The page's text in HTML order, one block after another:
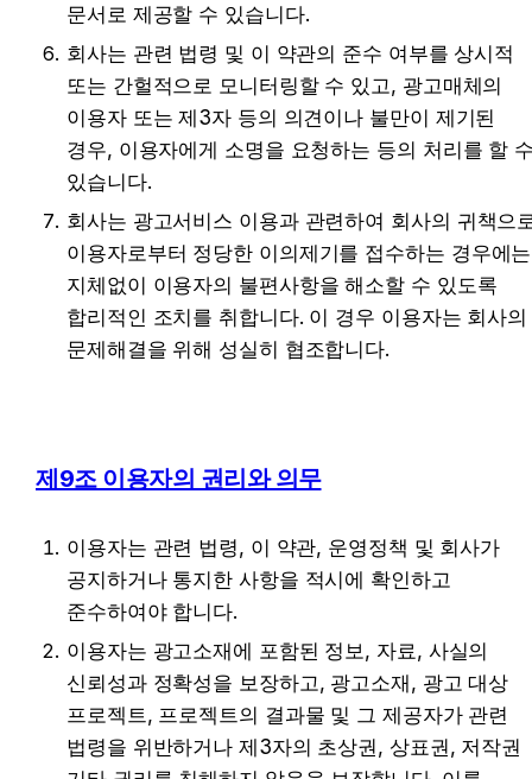
문서로 제공할 수 있습니다.
회사는 관련 법령 및 이 약관의 준수 여부를 상시적
또는 간헐적으로 모니터링할 수 있고, 광고매체의
이용자 또는 제3자 등의 의견이나 불만이 제기된
경우, 이용자에게 소명을 요청하는 등의 처리를 할
있습니다.
회사는 광고서비스 이용과 관련하여 회사의 귀책으
이용자로부터 정당한 이의제기를 접수하는 경우에는
지체없이 이용자의 불편사항을 해소할 수 있도록
합리적인 조치를 취합니다. 이 경우 이용자는 회사의
문제해결을 위해 성실히 협조합니다.
제9조 이용자의 권리와 의무
이용자는 관련 법령, 이 약관, 운영정책 및 회사가
공지하거나 통지한 사항을 적시에 확인하고
준수하여야 합니다.
이용자는 광고소재에 포함된 정보, 자료, 사실의
신뢰성과 정확성을 보장하고, 광고소재, 광고 대상
프로젝트, 프로젝트의 결과물 및 그 제공자가 관련
법령을 위반하거나 제3자의 초상권, 상표권, 저작권